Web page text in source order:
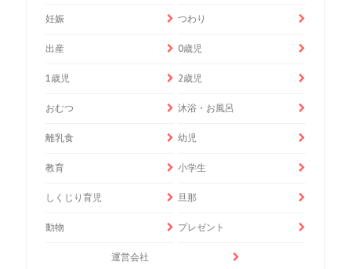
妊娠 つわり
出産 0歳児
1歳児 2歳児
おむつ 沐浴・お風呂
離乳食 幼児
教育 小学生
しくじり育児 旦那
動物 プレゼント
運営会社